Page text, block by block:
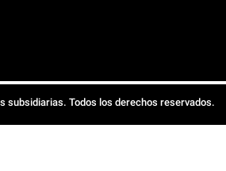
subsidiarias. Todos los derechos reservados.